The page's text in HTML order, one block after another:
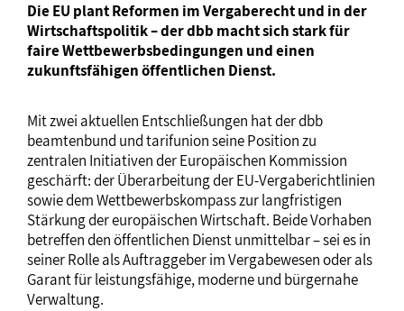
Die EU plant Reformen im Vergaberecht und in der
Wirtschaftspolitik – der dbb macht sich stark für
faire Wettbewerbsbedingungen und einen
zukunftsfähigen öffentlichen Dienst.
Mit zwei aktuellen Entschließungen hat der dbb
beamtenbund und tarifunion seine Position zu
zentralen Initiativen der Europäischen Kommission
geschärft: der Überarbeitung der EU-Vergaberichtlinien
sowie dem Wettbewerbskompass zur langfristigen
Stärkung der europäischen Wirtschaft. Beide Vorhaben
betreffen den öffentlichen Dienst unmittelbar – sei es in
seiner Rolle als Auftraggeber im Vergabewesen oder als
Garant für leistungsfähige, moderne und bürgernahe
Verwaltung.